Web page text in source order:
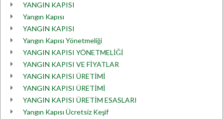
YANGIN KAPISI
Yangın Kapısı
YANGIN KAPISI
Yangın Kapısı Yönetmeliği
YANGIN KAPISI YÖNETMELİĞİ
YANGIN KAPISI VE FİYATLAR
YANGIN KAPISI ÜRETİMİ
YANGIN KAPISI ÜRETİMİ
YANGIN KAPISI ÜRETİM ESASLARI
Yangın Kapısı Ücretsiz Keşif